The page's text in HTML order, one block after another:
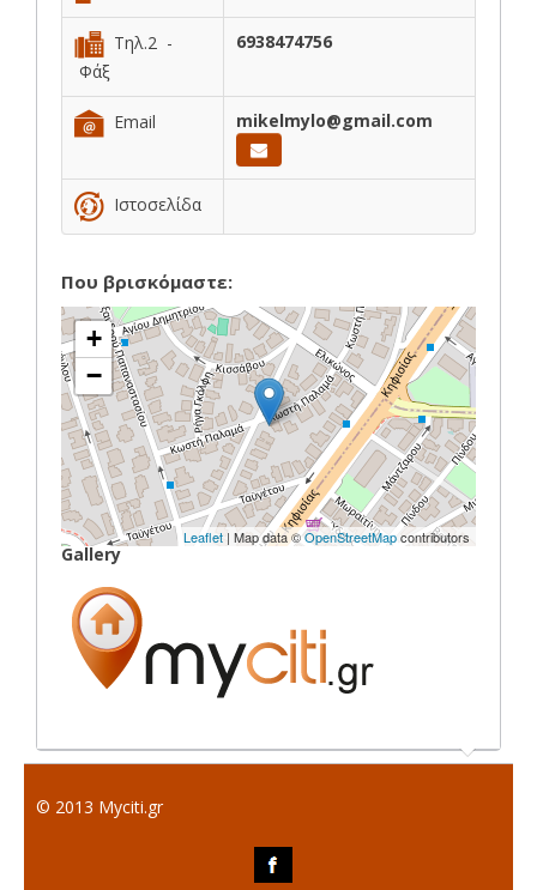
Τηλ.2 -
Φάξ
6938474756
Email mikelmylo@gmail.com
Ιστοσελίδα
Που βρισκόμαστε:
+
−
Leaflet | Map data ©OpenStreetMapcontributors
Gallery
© 2013 Myciti.gr